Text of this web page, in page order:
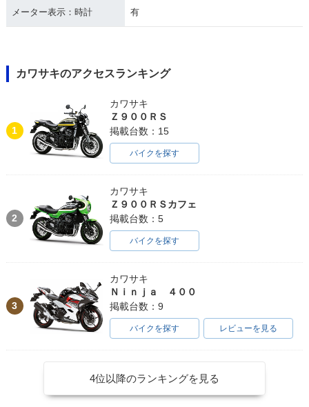
メーター表示：時計 有
カワサキのアクセスランキング
1
カワサキ
Ｚ９００ＲＳ
掲載台数：15
バイクを探す
2
カワサキ
Ｚ９００ＲＳカフェ
掲載台数：5
バイクを探す
3
カワサキ
Ｎｉｎｊａ ４００
掲載台数：9
バイクを探す レビューを見る
4位以降のランキングを見る